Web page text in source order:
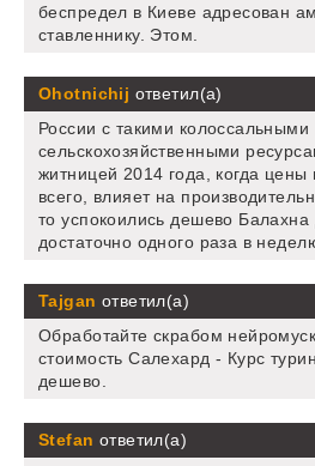
беспредел в Киеве адресован
ставленнику. Этом.
Ohotnichij ответил(а)
России с такими колоссальными
сельскохозяйственными
житницей 2014 года, когда цены
всего, влияет на
то успокоились дешево Балахна
достаточно одного раза в
Tajgan ответил(а)
Обработайте скрабом
стоимость Салехард - Курс
дешево.
Stefan ответил(а)